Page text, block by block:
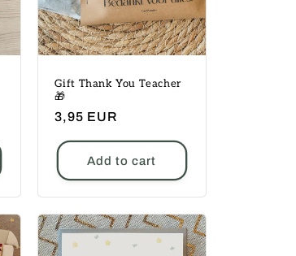
Gift Thank You Teacher
🎁
Regular
3,95 EUR
Add to cart